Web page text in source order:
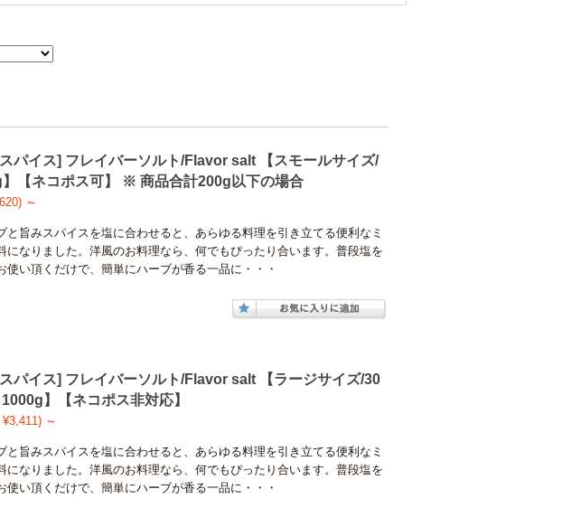
パイス] フレイバーソルト/Flavor salt 【スモールサイズ/
【ネコポス可】 ※ 商品合計200g以下の場合
～
と旨みスパイスを塩に合わせると、あらゆる料理を引き立てる便利なミ
になりました。洋風のお料理なら、何でもぴったり合います。普段塩を
使い頂くだけで、簡単にハーブが香る一品に・・・
パイス] フレイバーソルト/Flavor salt 【ラージサイズ/30
】【ネコポス非対応】
～
と旨みスパイスを塩に合わせると、あらゆる料理を引き立てる便利なミ
になりました。洋風のお料理なら、何でもぴったり合います。普段塩を
使い頂くだけで、簡単にハーブが香る一品に・・・